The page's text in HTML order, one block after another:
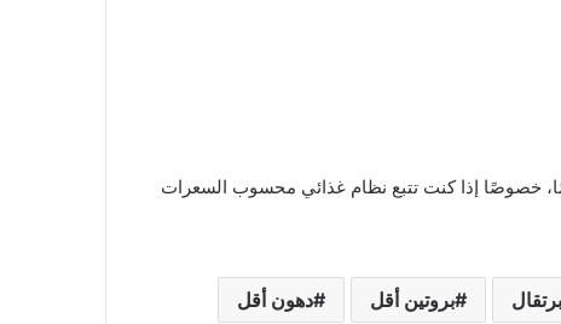
خصوصًا إذا كنت تتبع نظام غذائي محسوب السعرات
برتقال بروتين أقل دهون أقل